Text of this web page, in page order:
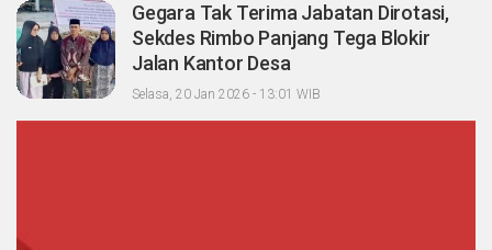
Gegara Tak Terima Jabatan Dirotasi,
Sekdes Rimbo Panjang Tega Blokir
Jalan Kantor Desa
Selasa, 20 Jan 2026 - 13:01 WIB